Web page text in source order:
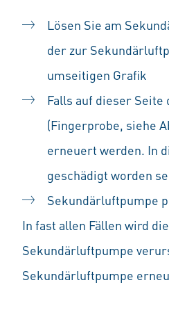
Lösen Sie am
der zur
umseitigen Grafik
Falls auf dieser Seite
(Fingerprobe, siehe
erneuert werden. In
geschädigt worden
Sekundärluftpumpe
In fast allen Fällen wird
Sekundärluftpumpe
Sekundärluftpumpe